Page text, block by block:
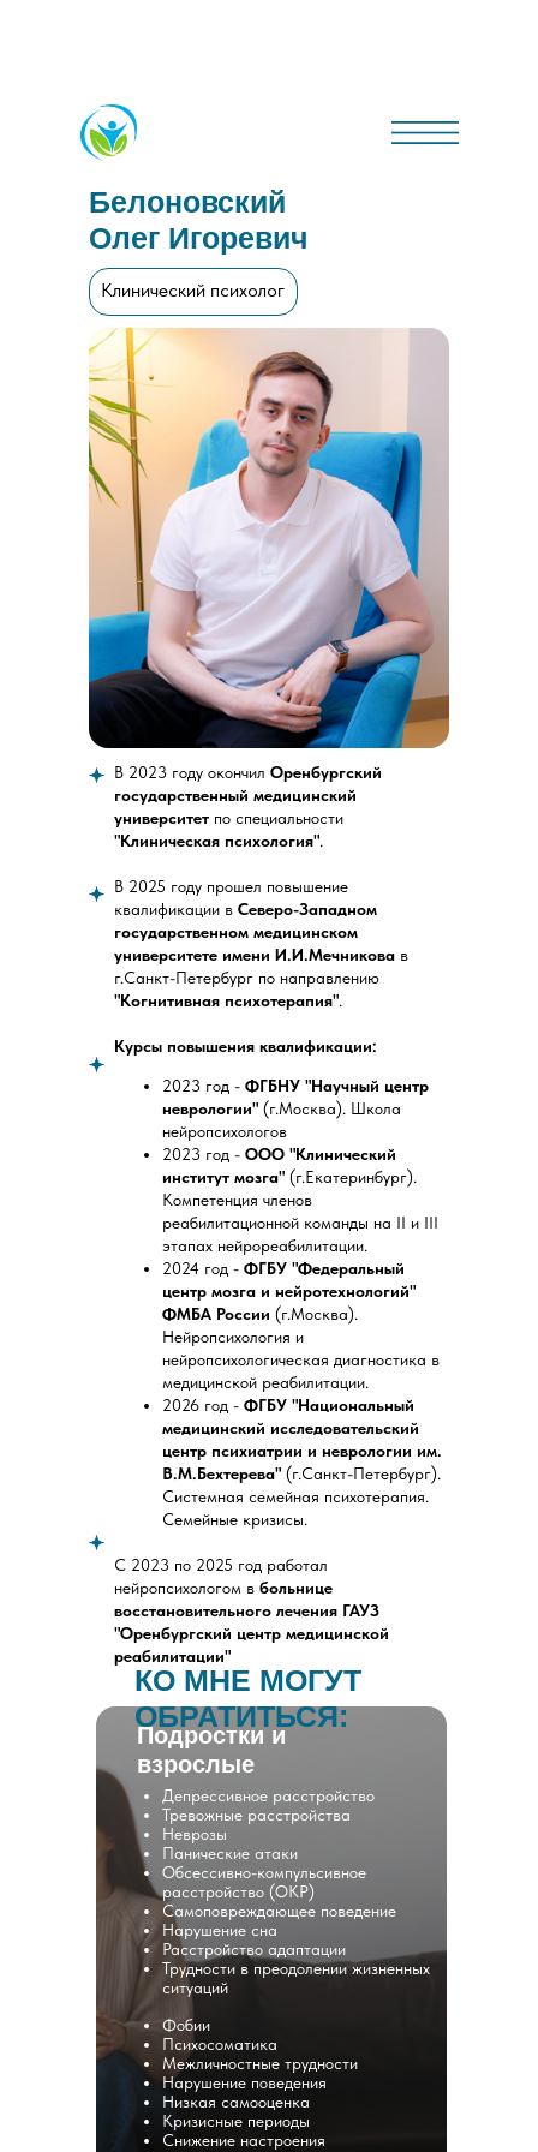
Подростки и
взрослые
Фобии
Психосоматика
Межличностные трудности
Нарушение поведения
Низкая самооценка
Кризисные периоды
Снижение настроения
Депрессивное расстройство
Тревожные расстройства
Неврозы
Панические атаки
Обсессивно-компульсивное
расстройство (ОКР)
Самоповреждающее поведение
Нарушение сна
Расстройство адаптации
Трудности в преодолении жизненных
ситуаций
Белоновский
Олег Игоревич
Клинический психолог
КО МНЕ МОГУТ
ОБРАТИТЬСЯ:
В 2023 году окончил Оренбургский
государственный медицинский
университет по специальности
"Клиническая психология".
В 2025 году прошел повышение
квалификации в Северо-Западном
государственном медицинском
университете имени И.И.Мечникова в
г.Санкт-Петербург по направлению
"Когнитивная психотерапия".
Курсы повышения квалификации:
2023 год - ФГБНУ "Научный центр
неврологии" (г.Москва). Школа
нейропсихологов
2023 год - ООО "Клинический
институт мозга" (г.Екатеринбург).
Компетенция членов
реабилитационной команды на II и III
этапах нейрореабилитации.
2024 год - ФГБУ "Федеральный
центр мозга и нейротехнологий"
ФМБА России (г.Москва).
Нейропсихология и
нейропсихологическая диагностика в
медицинской реабилитации.
2026 год - ФГБУ "Национальный
медицинский исследовательский
центр психиатрии и неврологии им.
В.М.Бехтерева" (г.Санкт-Петербург).
Системная семейная психотерапия.
Семейные кризисы.
С 2023 по 2025 год работал
нейропсихологом в больнице
восстановительного лечения ГАУЗ
"Оренбургский центр медицинской
реабилитации"